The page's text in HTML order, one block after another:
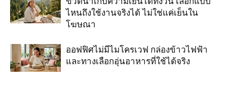
ไหนถึงใช้งานจริงได้ ไม่ใช่แค่เย็นใน
โฆษณา
ออฟฟิศไม่มีไมโครเวฟ กล่องข้าวไฟฟ้า
และทางเลือกอุ่นอาหารที่ใช้ได้จริง